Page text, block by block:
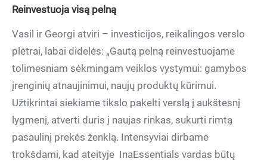
Reinvestuoja visą pelną
Vasil ir Georgi atviri – investicijos, reikalingos verslo
plėtrai, labai didelės: „Gautą pelną reinvestuojame
tolimesniam sėkmingam veiklos vystymui: gamybos
įrenginių atnaujinimui, naujų produktų kūrimui.
Užtikrintai siekiame tikslo pakelti verslą į aukštesnį
lygmenį, atverti duris į naujas rinkas, sukurti rimtą
pasaulinį prekės ženklą. Intensyviai dirbame
trokšdami, kad ateityje InaEssentials vardas būtų